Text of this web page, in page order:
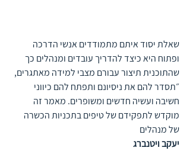
שאלת יסוד איתם מתמודדים אנשי הדרכה
ופתוח היא כיצד להדריך עובדים ומנהלים כך
שהתוכנית תיצור עבורם מצבי למידה מאתגרים,
״תסדר להם את ניסיונם ותפתח להם כיווני
חשיבה ועשיה חדשים ומשופרים. מאמר זה
מוקדש לתפקידם של טיפים בתכניות הכשרה
של מנהלים
יעקב ויטנברג